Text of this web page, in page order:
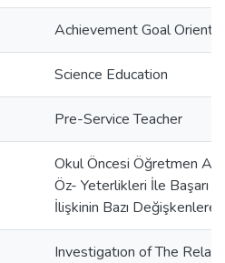
Achievement Goal
Science Education
Pre-Service Teacher
Okul Öncesi Öğretmen
Öz- Yeterlikleri İle Başarı
İlişkinin Bazı Değişkenlere
Investigatıon of The